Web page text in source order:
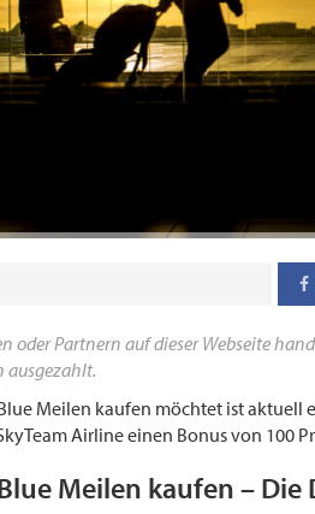
oder Partnern auf dieser Webseite
ausgezahlt.
Meilen kaufen möchtet ist aktuell
Airline einen Bonus von 100
Meilen kaufen – Die